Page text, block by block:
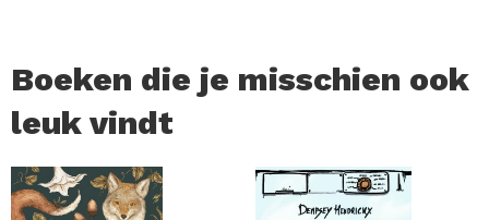
Boeken die je misschien ook
leuk vindt